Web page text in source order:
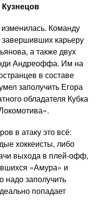
Команду
завершивших карьеру
а также двух
Андреоффа. Им на
в составе
заполучить Егора
обладателя Кубка
в атаку это всё:
хоккеисты, либо
выхода в плей-офф,
«Амура» и
надо заполучить
попадает